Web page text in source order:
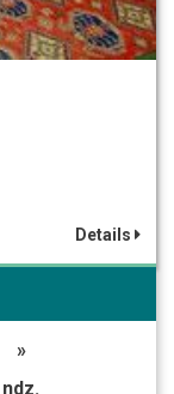
Details
»
ndz.